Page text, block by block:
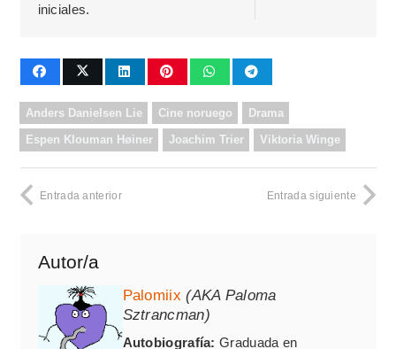
iniciales.
Anders Danielsen Lie Cine noruego Drama
Espen Klouman Høiner Joachim Trier Viktoria Winge
Entrada anterior Entrada siguiente
Autor/a
Palomiix (AKA Paloma
Sztrancman)
Autobiografía: Graduada en